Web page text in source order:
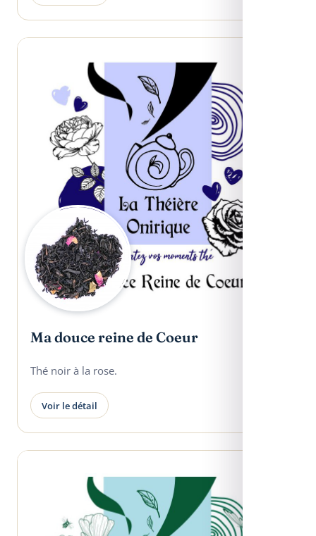
Ma douce reine de Coeur
Thé noir à la rose.
Voir le détail